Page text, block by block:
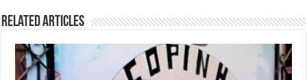
Related Articles